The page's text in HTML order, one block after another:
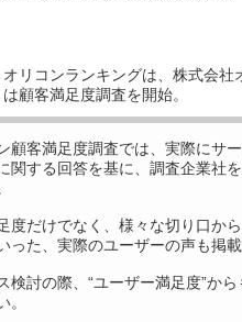
オリコンランキングは、株式会
は顧客満足度調査を開始。
顧客満足度調査では、実際にサ
関する回答を基に、調査企業社
度だけでなく、様々な切り口か
った、実際のユーザーの声も掲載
検討の際、“ユーザー満足度”か
。